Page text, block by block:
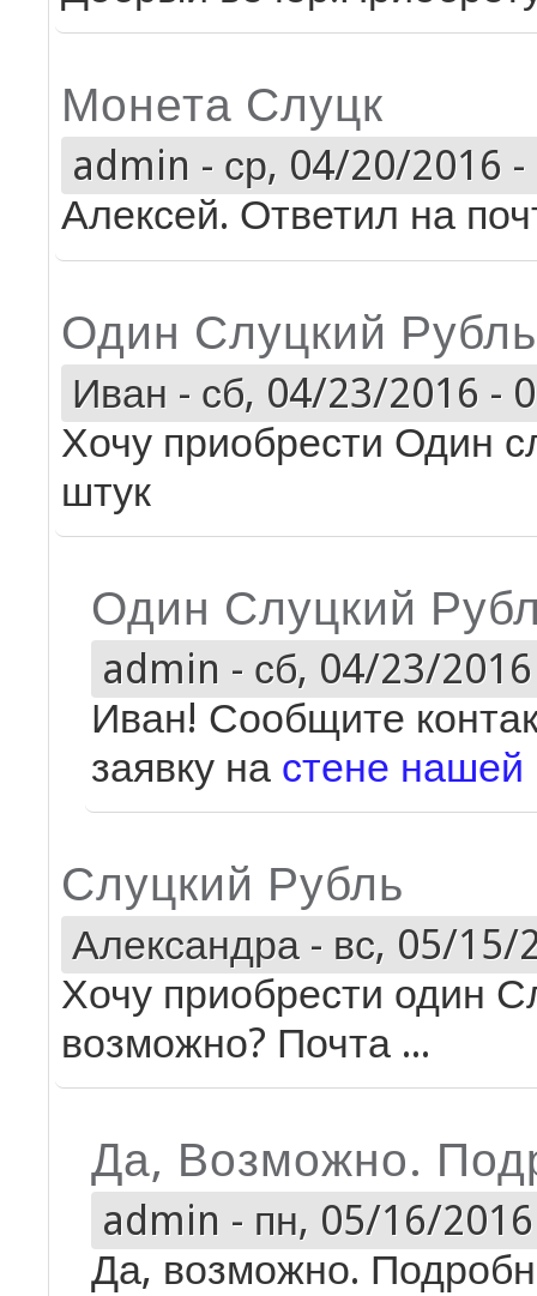
Монета Слуцк
admin - ср, 04/20/2016 -
Алексей. Ответил на
Один Слуцкий Рубль
Иван - сб, 04/23/2016 -
Хочу приобрести Один
штук
Один Слуцкий
admin - сб, 04/23/
Иван! Сообщите
заявку на стене нашей
Слуцкий Рубль
Александра - вс, 05/15/
Хочу приобрести один
возможно? Почта ...
Да, Возможно.
admin - пн, 05/16/
Да, возможно.